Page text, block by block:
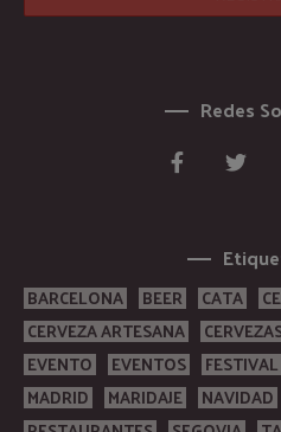
Redes
BARCELONA BEER CATA
CERVEZA ARTESANA
EVENTO
EVENTOS FESTIVAL
MADRID
MARIDAJE NAVIDAD